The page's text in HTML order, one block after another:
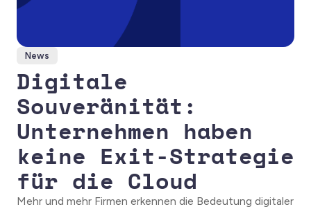
News
Digitale
Souveränität:
Unternehmen haben
keine Exit-Strategie
für die Cloud
Mehr und mehr Firmen erkennen die Bedeutung digitaler